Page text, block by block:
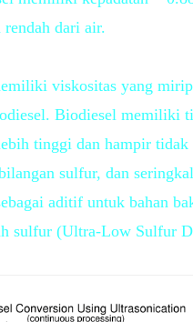
rendah dari air.
viskositas yang mirip
Biodiesel memiliki
tinggi dan hampir tidak
sulfur, dan
aditif untuk bahan
sulfur (Ultra-Low Sulfur